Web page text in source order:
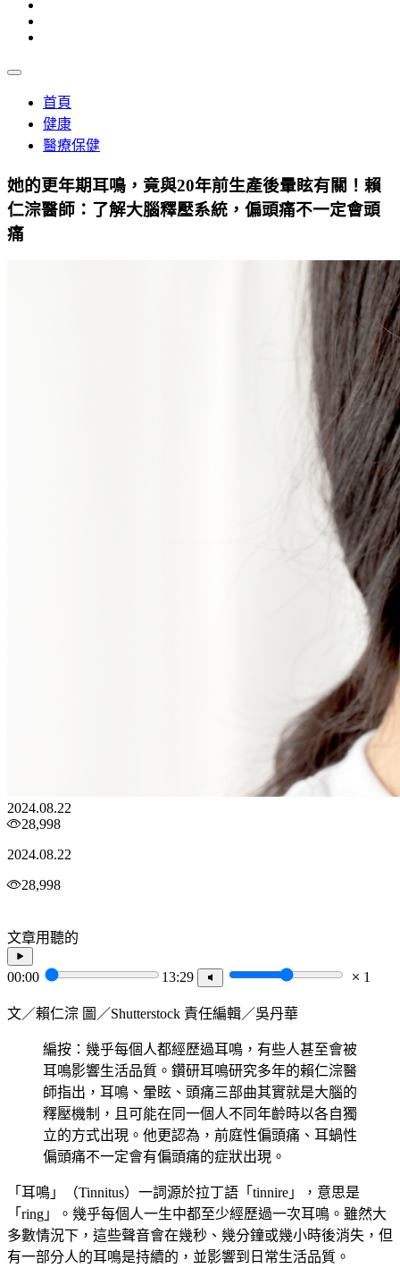
首頁
健康
醫療保健
她的更年期耳鳴，竟與20年前生產後暈眩有關！賴
仁淙醫師：了解大腦釋壓系統，偏頭痛不一定會頭
痛
2024.08.22
28,998
2024.08.22
28,998
文章用聽的
00:00 13:29 1
文／賴仁淙 圖／Shutterstock 責任編輯／吳丹華
編按：幾乎每個人都經歷過耳鳴，有些人甚至會被
耳鳴影響生活品質。鑽研耳鳴研究多年的賴仁淙醫
師指出，耳鳴、暈眩、頭痛三部曲其實就是大腦的
釋壓機制，且可能在同一個人不同年齡時以各自獨
立的方式出現。他更認為，前庭性偏頭痛、耳蝸性
偏頭痛不一定會有偏頭痛的症狀出現。
「耳鳴」（Tinnitus）一詞源於拉丁語「tinnire」，意思是
「ring」。幾乎每個人一生中都至少經歷過一次耳鳴。雖然大
多數情況下，這些聲音會在幾秒、幾分鐘或幾小時後消失，但
有一部分人的耳鳴是持續的，並影響到日常生活品質。